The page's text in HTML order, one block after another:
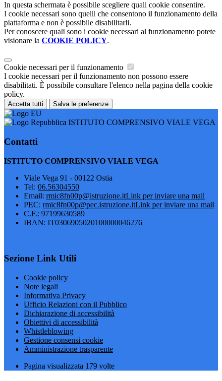
In questa schermata è possibile scegliere quali cookie consentire.
I cookie necessari sono quelli che consentono il funzionamento della
piattaforma e non è possibile disabilitarli.
Per conoscere quali sono i cookie necessari al funzionamento potete
visionare la COOKIE POLICY.
Cookie necessari per il funzionamento
I cookie necessari per il funzionamento non possono essere
disabilitati. È possibile consultare l'elenco nella pagina della cookie
policy.
Accetta tutti Salva le preferenze
ISTITUTO COMPRENSIVO VIALE VEGA
Contatti
ISTITUTO COMPRENSIVO VIALE VEGA
Viale Vega 91 - 00122 Ostia
Tel: 06.56304550
Email: rmic8fn00p@istruzione.itLink per inviare una mail
PEC: rmic8fn00p@pec.istruzione.itLink per inviare una mail
C.F.: 97199630589
IBAN: IT0306905020100000046276
Sezione Link Utili
Cookie policy
Note legali
Informativa Privacy
Ufficio Relazioni con il Pubblico
Dichiarazione di accessibilità
Obiettivi di accessibilità
Whistleblowing
Gestione consensi cookie
Amministrazione trasparente
Pagina visualizzata 179 volte